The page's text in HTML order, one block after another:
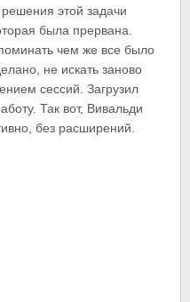
этой задачи
была прервана.
чем же все было
не искать заново
сессий. Загрузил
Так вот, Вивальди
без расширений.